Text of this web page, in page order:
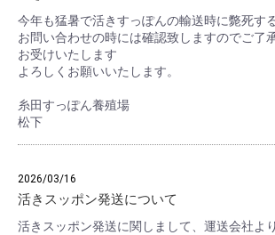
今年も猛暑で活きすっぽんの輸送時に斃死す
お問い合わせの時には確認致しますのでご了
お受けいたします
よろしくお願いいたします。
糸田すっぽん養殖場
松下
2026/03/16
活きスッポン発送について
活きスッポン発送に関しまして、運送会社よ